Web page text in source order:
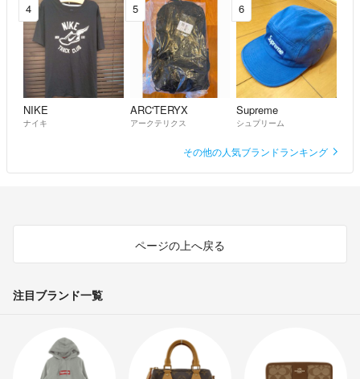
4
NIKE
ナイキ
5
ARC'TERYX
アークテリクス
6
Supreme
シュプリーム
その他の人気ブランドランキング
ページの上へ戻る
注目ブランド一覧